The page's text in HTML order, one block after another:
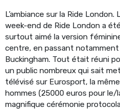
L’ambiance sur la Ride
week-end de Ride London a
surtout aimé la version
centre, en passant notamment
Buckingham. Tout était réuni
un public nombreux qui sait
télévisé sur Eurosport, la
hommes (25000 euros pour le/
magnifique cérémonie